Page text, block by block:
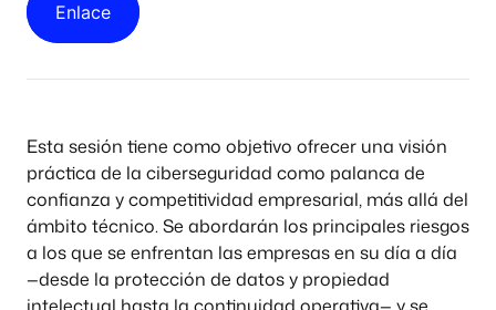
Enlace
Esta sesión tiene como objetivo ofrecer una visión
práctica de la ciberseguridad como palanca de
confianza y competitividad empresarial, más allá del
ámbito técnico. Se abordarán los principales riesgos
a los que se enfrentan las empresas en su día a día
—desde la protección de datos y propiedad